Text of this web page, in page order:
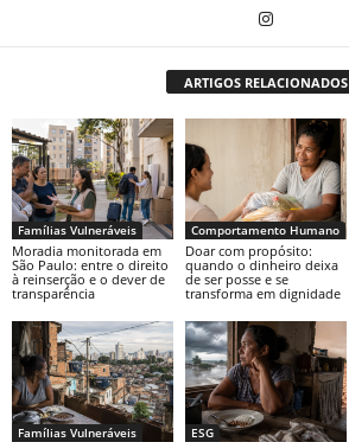
ARTIGOS RELACIONADOS
Famílias Vulneráveis
Moradia monitorada em
São Paulo: entre o direito
à reinserção e o dever de
transparência
Comportamento Humano
Doar com propósito:
quando o dinheiro deixa
de ser posse e se
transforma em dignidade
Famílias Vulneráveis ESG